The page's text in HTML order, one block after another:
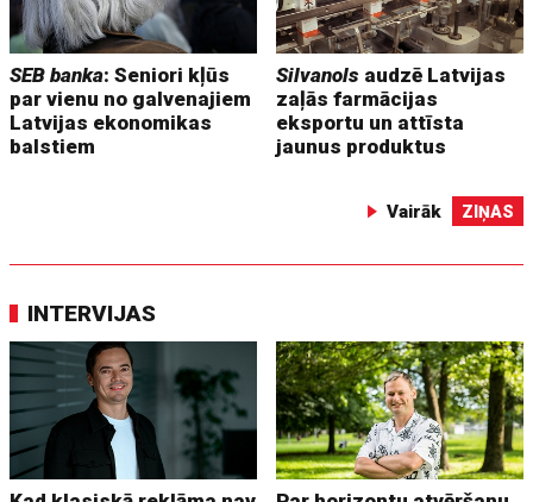
SEB banka: Seniori kļūs
par vienu no galvenajiem
Latvijas ekonomikas
balstiem
Silvanols audzē Latvijas
zaļās farmācijas
eksportu un attīsta
jaunus produktus
Vairāk ZIŅAS
INTERVIJAS